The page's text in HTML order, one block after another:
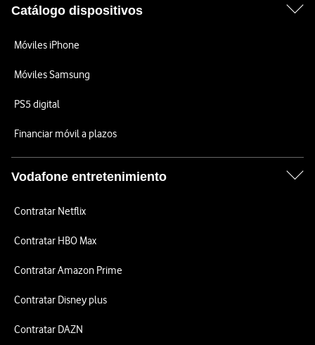
Catálogo dispositivos
Móviles iPhone
Móviles Samsung
PS5 digital
Financiar móvil a plazos
Vodafone entretenimiento
Contratar Netflix
Contratar HBO Max
Contratar Amazon Prime
Contratar Disney plus
Contratar DAZN